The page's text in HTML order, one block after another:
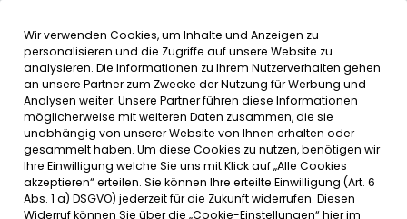
Inhalt der Seite anspringen
Informationen undMENÜ
SERVICE
HERZLICHEN GLÜCKWUNSCH
ZUM 90. GEBURTSTAG
Wir verwenden Cookies, um Inhalte und Anzeigen zu
personalisieren und die Zugriffe auf unsere Website zu
analysieren. Die Informationen zu Ihrem Nutzerverhalten gehen
an unsere Partner zum Zwecke der Nutzung für Werbung und
Analysen weiter. Unsere Partner führen diese Informationen
möglicherweise mit weiteren Daten zusammen, die sie
unabhängig von unserer Website von Ihnen erhalten oder
gesammelt haben. Um diese Cookies zu nutzen, benötigen wir
Ihre Einwilligung welche Sie uns mit Klick auf „Alle Cookies
akzeptieren“ erteilen. Sie können Ihre erteilte Einwilligung (Art. 6
Abs. 1 a) DSGVO) jederzeit für die Zukunft widerrufen. Diesen
Widerruf können Sie über die „Cookie-Einstellungen“ hier im